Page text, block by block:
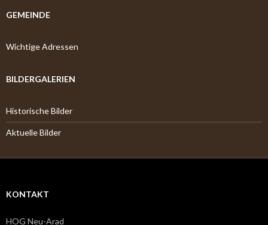
GEMEINDE
Wichtige Adressen
BILDERGALERIEN
Historische Bilder
Aktuelle Bilder
KONTAKT
HOG Neu-Arad